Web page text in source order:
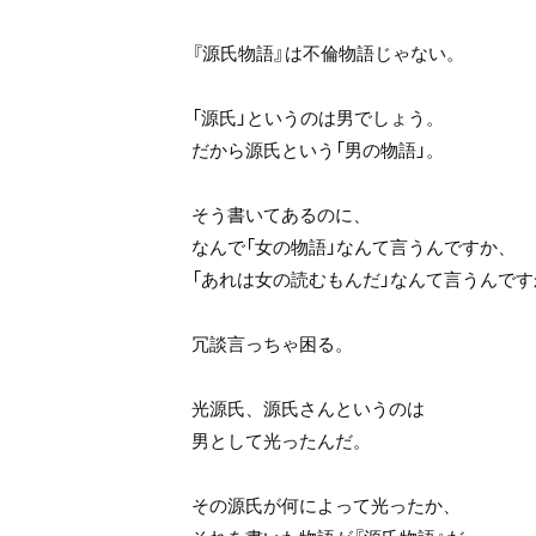
『源氏物語』は不倫物語じゃない。
「源氏」というのは男でしょう。
だから源氏という「男の物語」。
そう書いてあるのに、
なんで「女の物語」なんて言うんですか、
「あれは女の読むもんだ」なんて言うんで
冗談言っちゃ困る。
光源氏、源氏さんというのは
男として光ったんだ。
その源氏が何によって光ったか、